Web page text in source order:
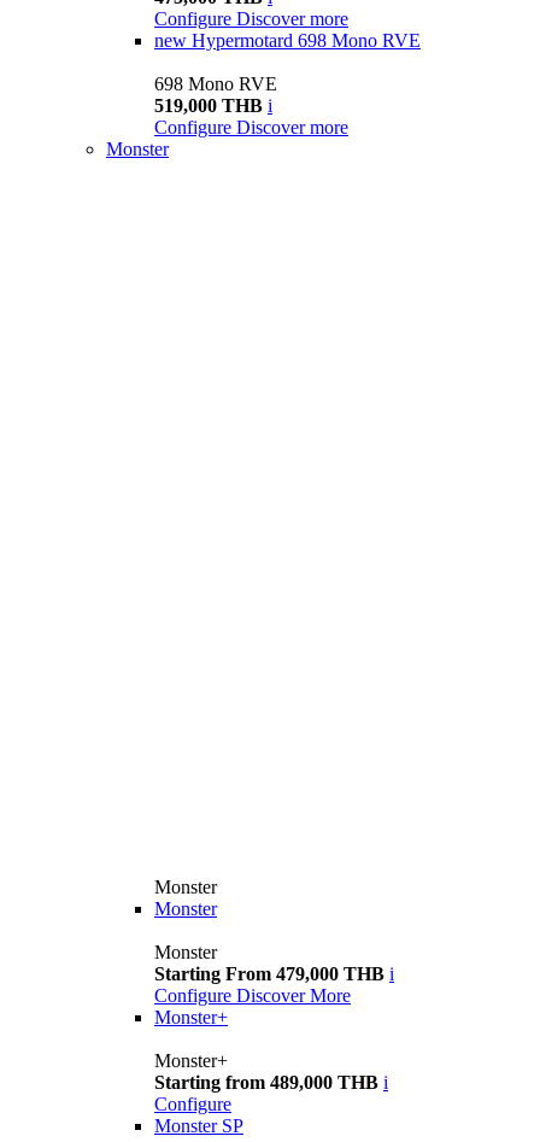
Configure Discover more
new Hypermotard 698 Mono RVE
698 Mono RVE
519,000 THB i
Configure Discover more
Monster
Monster
Monster
Monster
Starting From 479,000 THB i
Configure Discover More
Monster+
Monster+
Starting from 489,000 THB i
Configure
Monster SP